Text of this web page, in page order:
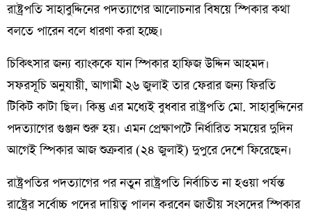
রাষ্ট্রপতি সাহাবুদ্দিনের পদত্যাগের আলোচনার বিষয়ে স্পিকার কথা
বলতে পারেন বলে ধারণা করা হচ্ছে।
চিকিৎসার জন্য ব্যাংককে যান স্পিকার হাফিজ উদ্দিন আহমদ।
সফরসূচি অনুযায়ী, আগামী ২৬ জুলাই তার ফেরার জন্য ফিরতি
টিকিট কাটা ছিল। কিন্তু এর মধ্যেই বুধবার রাষ্ট্রপতি মো. সাহাবুদ্দিনের
পদত্যাগের গুঞ্জন শুরু হয়। এমন প্রেক্ষাপটে নির্ধারিত সময়ের দুদিন
আগেই স্পিকার আজ শুক্রবার (২৪ জুলাই) দুপুরে দেশে ফিরেছেন।
রাষ্ট্রপতির পদত্যাগের পর নতুন রাষ্ট্রপতি নির্বাচিত না হওয়া পর্যন্ত
রাষ্ট্রের সর্বোচ্চ পদের দায়িত্ব পালন করবেন জাতীয় সংসদের স্পিকার